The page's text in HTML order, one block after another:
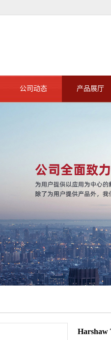
公司动态 产品展厅
Harshaw